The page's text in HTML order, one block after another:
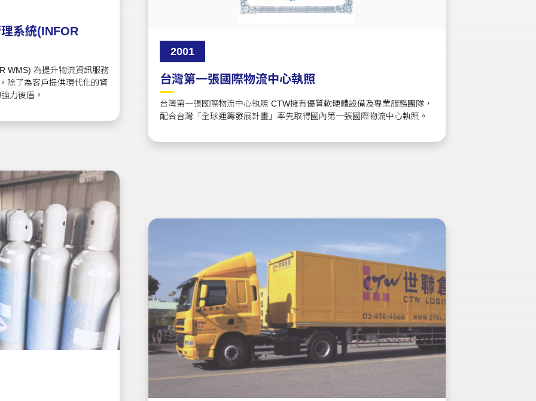
系統(INFOR
WMS) 為提升物流資訊服務
除了為客戶提供現代化的資
力後盾。
2001
台灣第一張國際物流中心執照
台灣第一張國際物流中心執照 CTW擁有優質軟硬體設備及專業服務團隊，
配合台灣「全球運籌發展計畫」率先取得國內第一張國際物流中心執照。